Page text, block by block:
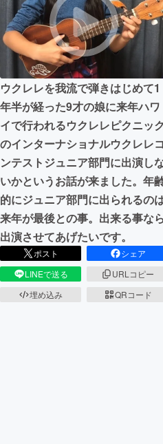
映像・映画
ビジネス・起業
まちづくり・地域活性
CAMPFIRE for Social Good
CAMPFIREふるさと納税
ウクレレを我流で弾きはじめて1
年半が経った9才の娘に来年ハワ
イで行われるウクレレピクニック
のインターナショナルウクレレコ
ンテストジュニア部門に出演し
いかというお話が来ました。年
的にジュニア部門に出られるの
来年が最後との事。出来る事なら
出演させてあげたいです。
ポスト
シェア
LINEで送る
URLコピー
埋め込み
QRコード